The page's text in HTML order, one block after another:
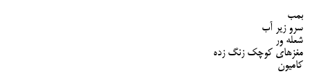
بمب
سرو زیر آب
شعله ور
مغزهای کوچک زنگ زده
کامیون